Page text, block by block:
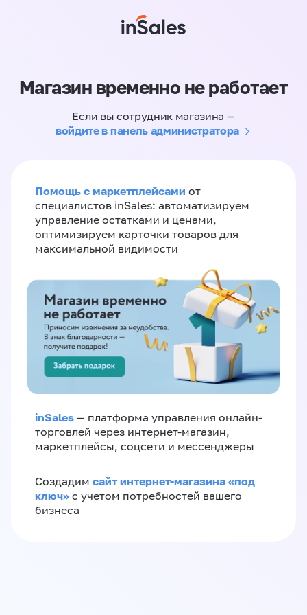
Магазин временно не работает
Если вы сотрудник магазина —
войдите в панель администратора
Помощь с маркетплейсами от
специалистов inSales: автоматизируем
управление остатками и ценами,
оптимизируем карточки товаров для
максимальной видимости
inSales — платформа управления онлайн-
торговлей через интернет-магазин,
маркетплейсы, соцсети и мессенджеры
Создадим сайт интернет-магазина «под
ключ» с учетом потребностей вашего
бизнеса